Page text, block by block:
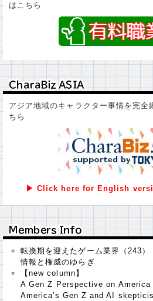
はこちら
ＣｈａｒａＢｉｚ ＡＳＩＡ
ＣｈａｒａＢｉｚ ＡＳＩＡ
アジア地域のキャラクター事情を完
ちら
▶ Click here for English
Ｍｅｍｂｅｒｓ Ｉｎｆｏ
Ｍｅｍｂｅｒｓ Ｉｎｆｏ
転換期を迎えたゲーム業界（243）
情報と権威のゆらぎ
【new column】
A Gen Z Perspective on America
America's Gen Z and AI